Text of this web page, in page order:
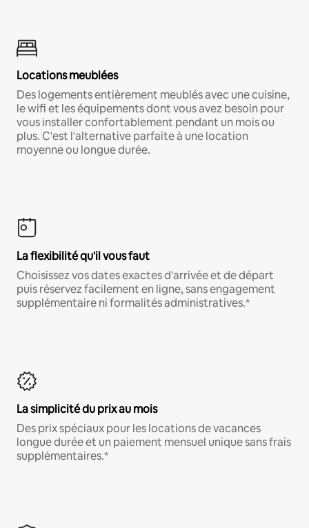
Locations meublées
Des logements entièrement meublés avec une cuisine,
le wifi et les équipements dont vous avez besoin pour
vous installer confortablement pendant un mois ou
plus. C'est l'alternative parfaite à une location
moyenne ou longue durée.
La flexibilité qu'il vous faut
Choisissez vos dates exactes d'arrivée et de départ
puis réservez facilement en ligne, sans engagement
supplémentaire ni formalités administratives.*
La simplicité du prix au mois
Des prix spéciaux pour les locations de vacances
longue durée et un paiement mensuel unique sans frais
supplémentaires.*